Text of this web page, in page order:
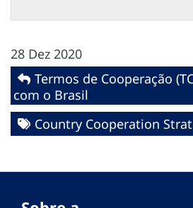
28 Dez 2020
Termos de Cooperação
com o Brasil
Country Cooperation